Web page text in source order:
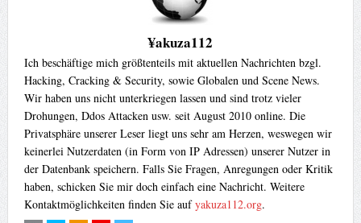
¥akuza112
Ich beschäftige mich größtenteils mit aktuellen Nachrichten bzgl.
Hacking, Cracking & Security, sowie Globalen und Scene News.
Wir haben uns nicht unterkriegen lassen und sind trotz vieler
Drohungen, Ddos Attacken usw. seit August 2010 online. Die
Privatsphäre unserer Leser liegt uns sehr am Herzen, weswegen wir
keinerlei Nutzerdaten (in Form von IP Adressen) unserer Nutzer in
der Datenbank speichern. Falls Sie Fragen, Anregungen oder Kritik
haben, schicken Sie mir doch einfach eine Nachricht. Weitere
Kontaktmöglichkeiten finden Sie aufyakuza112.org.